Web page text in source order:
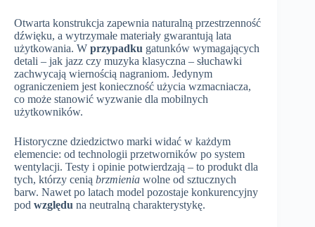
Otwarta konstrukcja zapewnia naturalną przestrzenność
dźwięku, a wytrzymałe materiały gwarantują lata
użytkowania. W przypadku gatunków wymagających
detali – jak jazz czy muzyka klasyczna – słuchawki
zachwycają wiernością nagraniom. Jedynym
ograniczeniem jest konieczność użycia wzmacniacza,
co może stanowić wyzwanie dla mobilnych
użytkowników.
Historyczne dziedzictwo marki widać w każdym
elemencie: od technologii przetworników po system
wentylacji. Testy i opinie potwierdzają – to produkt dla
tych, którzy cenią brzmienia wolne od sztucznych
barw. Nawet po latach model pozostaje konkurencyjny
pod względu na neutralną charakterystykę.